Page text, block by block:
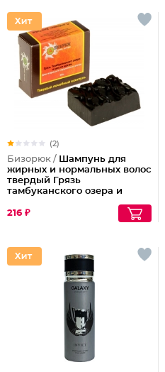
(2)
Бизорюк / Шампунь для
жирных и нормальных волос
твердый Грязь
тамбуканского озера и
216 ₽